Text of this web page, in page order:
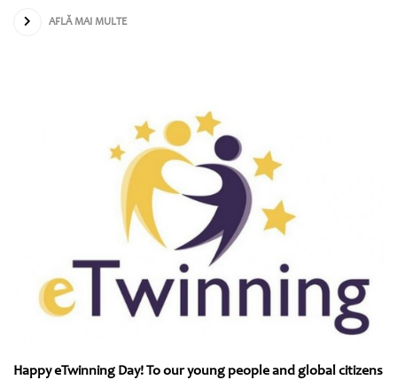
AFLĂ MAI MULTE
Happy eTwinning Day! To our young people and global citizens